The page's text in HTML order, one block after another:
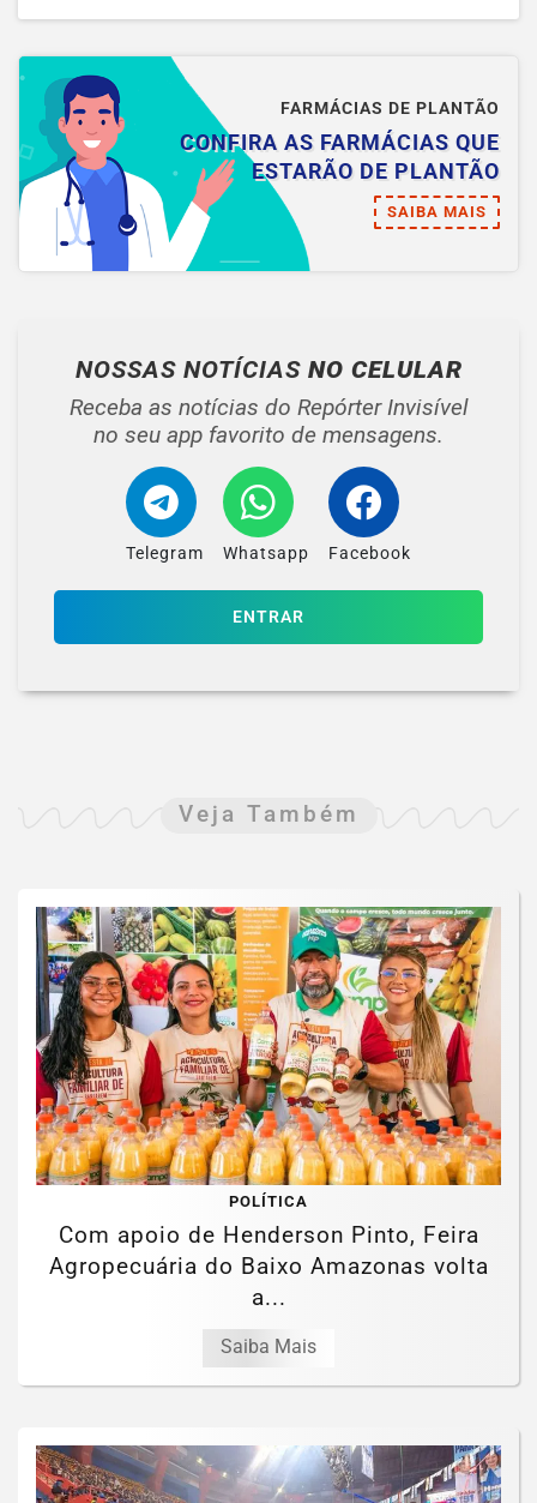
FARMÁCIAS DE PLANTÃO
CONFIRA AS FARMÁCIAS QUE
ESTARÃO DE PLANTÃO
SAIBA MAIS
NOSSAS NOTÍCIAS NO CELULAR
Receba as notícias do Repórter Invisível
no seu app favorito de mensagens.
Telegram Whatsapp Facebook
ENTRAR
Veja Também
POLÍTICA
Com apoio de Henderson Pinto, Feira
Agropecuária do Baixo Amazonas volta
a...
Saiba Mais